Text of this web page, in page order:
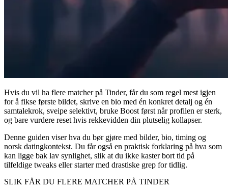
Hvis du vil ha flere matcher på Tinder, får du som regel mest igjen
for å fikse første bildet, skrive en bio med én konkret detalj og én
samtalekrok, sveipe selektivt, bruke Boost først når profilen er sterk,
og bare vurdere reset hvis rekkevidden din plutselig kollapser.
Denne guiden viser hva du bør gjøre med bilder, bio, timing og
norsk datingkontekst. Du får også en praktisk forklaring på hva som
kan ligge bak lav synlighet, slik at du ikke kaster bort tid på
tilfeldige tweaks eller starter med drastiske grep for tidlig.
SLIK FÅR DU FLERE MATCHER PÅ TINDER